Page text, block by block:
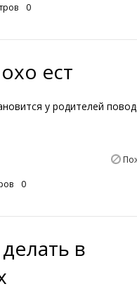
0
ест
у родителей
0
в